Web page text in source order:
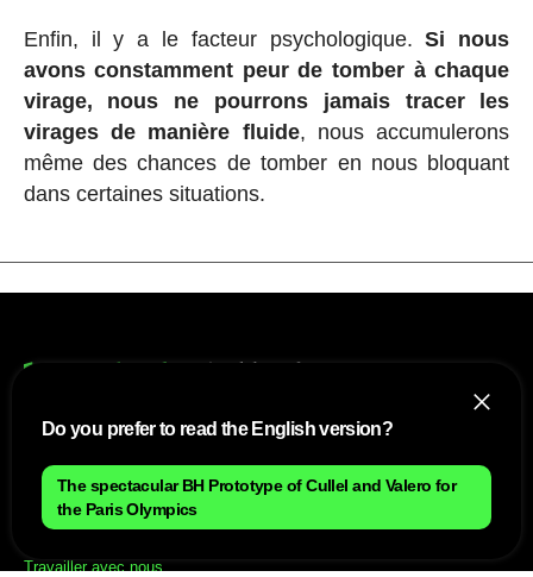
Enfin, il y a le facteur psychologique.Si nous
avons constamment peur de tomber à chaque
virage, nous ne pourrons jamais tracer les
virages de manière fluide, nous accumulerons
même des chances de tomber en nous bloquant
dans certaines situations.
NOUS
Plan du site
Travailler avec nous
Do you prefer to read the English version?
The spectacular BH Prototype of Cullel and Valero for
the Paris Olympics